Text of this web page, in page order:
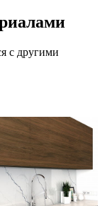
с другими